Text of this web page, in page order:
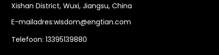
Xishan District, Wuxi, Jiangsu, China
E-mailadres:wisdom@engtian.com
Telefoon: 13395139880